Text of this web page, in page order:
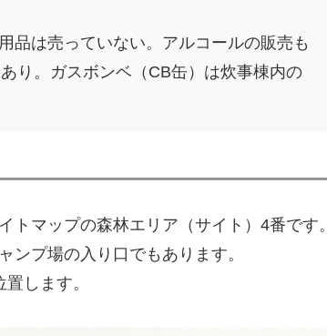
品は売っていない。アルコールの販売も
り。ガスボンベ（CB缶）は炊事棟内の
マップの森林エリア（サイト）4番です。
ンプ場の入り口でもあります。
します。